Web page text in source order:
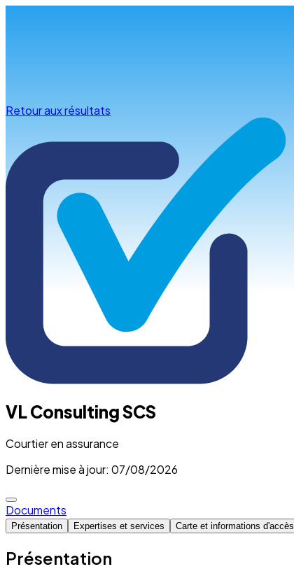
Retour aux résultats
VL Consulting SCS
Courtier en assurance
Dernière mise à jour: 07/08/2026
Documents
Présentation Expertises et services Carte et informations d'accès
Présentation